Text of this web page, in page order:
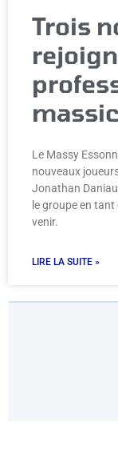
Trois
Le Massy
nouveaux
Jonathan
le groupe en
venir.
LIRE LA SUITE »